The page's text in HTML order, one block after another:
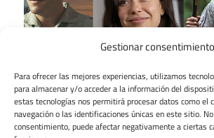
Gestionar consentimiento
Para ofrecer las mejores experiencias, utilizamos
para almacenar y/o acceder a la información del
estas tecnologías nos permitirá procesar datos como el
navegación o las identificaciones únicas en este sitio.
consentimiento, puede afectar negativamente a ciertas